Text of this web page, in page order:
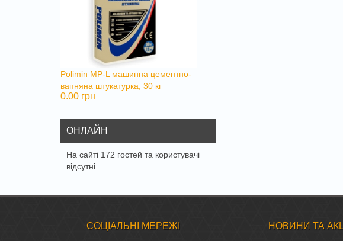
Polimin MP-L машинна цементно-
вапняна штукатурка, 30 кг
0.00 грн
ОНЛАЙН
На сайті 172 гостей та користувачі
відсутні
CОЦІАЛЬНІ МЕРЕЖІ НОВИНИ ТА